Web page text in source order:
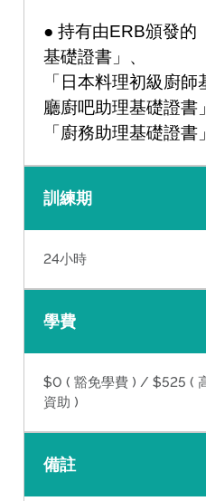
● 持有由ERB頒發的
基礎證書」、
「日本料理初級廚
廳廚吧助理基礎證書
「廚務助理基礎證
訓練期
24小時
學費
$0 ( 豁免學費 ) / $525 (
資助 )
備註